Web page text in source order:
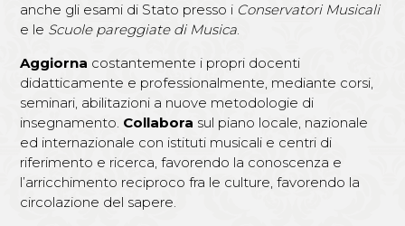
anche gli esami di Stato presso i Conservatori Musicali
e le Scuole pareggiate di Musica.
Aggiorna costantemente i propri docenti
didatticamente e professionalmente, mediante corsi,
seminari, abilitazioni a nuove metodologie di
insegnamento. Collabora sul piano locale, nazionale
ed internazionale con istituti musicali e centri di
riferimento e ricerca, favorendo la conoscenza e
l’arricchimento reciproco fra le culture, favorendo la
circolazione del sapere.